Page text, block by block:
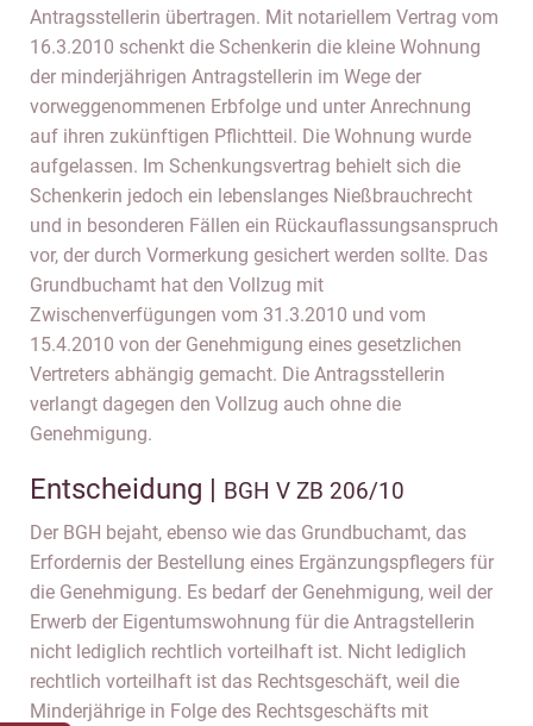
Antragsstellerin übertragen. Mit notariellem Vertrag vom
16.3.2010 schenkt die Schenkerin die kleine Wohnung
der minderjährigen Antragstellerin im Wege der
vorweggenommenen Erbfolge und unter Anrechnung
auf ihren zukünftigen Pflichtteil. Die Wohnung wurde
aufgelassen. Im Schenkungsvertrag behielt sich die
Schenkerin jedoch ein lebenslanges Nießbrauchrecht
und in besonderen Fällen ein Rückauflassungsanspruch
vor, der durch Vormerkung gesichert werden sollte. Das
Grundbuchamt hat den Vollzug mit
Zwischenverfügungen vom 31.3.2010 und vom
15.4.2010 von der Genehmigung eines gesetzlichen
Vertreters abhängig gemacht. Die Antragsstellerin
verlangt dagegen den Vollzug auch ohne die
Genehmigung.
Entscheidung | BGH V ZB 206/10
Der BGH bejaht, ebenso wie das Grundbuchamt, das
Erfordernis der Bestellung eines Ergänzungspflegers für
die Genehmigung. Es bedarf der Genehmigung, weil der
Erwerb der Eigentumswohnung für die Antragstellerin
nicht lediglich rechtlich vorteilhaft ist. Nicht lediglich
rechtlich vorteilhaft ist das Rechtsgeschäft, weil die
Minderjährige in Folge des Rechtsgeschäfts mit